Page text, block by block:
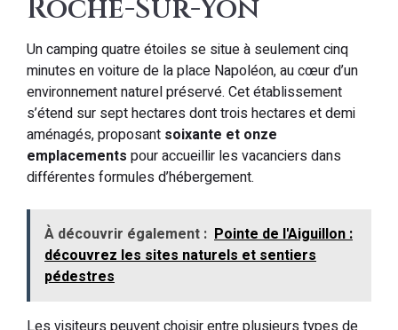
Roche-Sur-Yon
Un camping quatre étoiles se situe à seulement cinq
minutes en voiture de la place Napoléon, au cœur d’un
environnement naturel préservé. Cet établissement
s’étend sur sept hectares dont trois hectares et demi
aménagés, proposant soixante et onze
emplacements pour accueillir les vacanciers dans
différentes formules d’hébergement.
À découvrir également : Pointe de l'Aiguillon :
découvrez les sites naturels et sentiers
pédestres